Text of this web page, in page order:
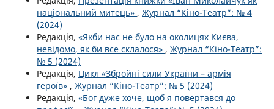
національний митець» , Журнал “Кіно-Театр”: № 4
(2024)
Редакція, «Якби нас не було на околицях Києва,
невідомо, як би все склалося» , Журнал “Кіно-Театр”:
№ 5 (2024)
Редакція, Цикл «Збройні сили України – армія
героїв» , Журнал “Кіно-Театр”: № 5 (2024)
Редакція, «Бог дуже хоче, щоб я повертався до